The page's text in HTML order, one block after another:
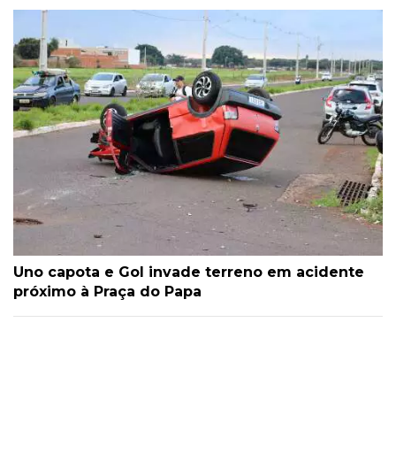
Uno capota e Gol invade terreno em acidente
próximo à Praça do Papa